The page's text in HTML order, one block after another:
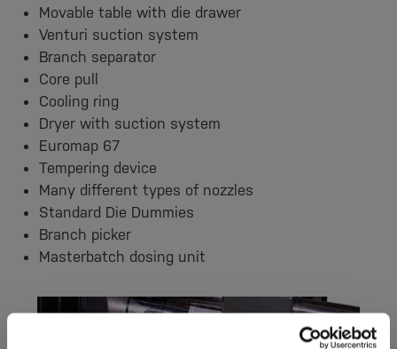
Movable table with die drawer
Venturi suction system
Branch separator
Core pull
Cooling ring
Dryer with suction system
Euromap 67
Tempering device
Many different types of nozzles
Standard Die Dummies
Branch picker
Masterbatch dosing unit